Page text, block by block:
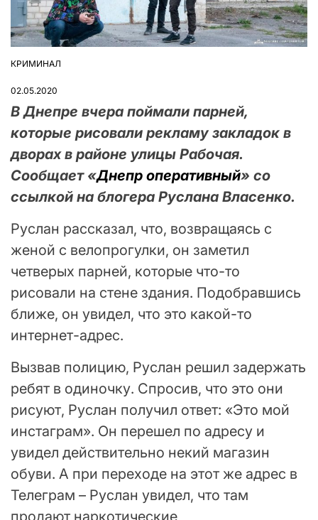
ОПУБЛІКУВАТИ
КРИМИНАЛ
02.05.2020
В Днепре вчера поймали парней,
которые рисовали рекламу закладок в
дворах в районе улицы Рабочая.
Сообщает «Днепр оперативный» со
ссылкой на блогера Руслана Власенко.
Руслан рассказал, что, возвращаясь с
женой с велопрогулки, он заметил
четверых парней, которые что-то
рисовали на стене здания. Подобравшись
ближе, он увидел, что это какой-то
интернет-адрес.
Вызвав полицию, Руслан решил задержать
ребят в одиночку. Спросив, что это они
рисуют, Руслан получил ответ: «Это мой
инстаграм». Он перешел по адресу и
увидел действительно некий магазин
обуви. А при переходе на этот же адрес в
Телеграм – Руслан увидел, что там
продают наркотические